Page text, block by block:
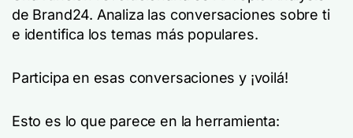
de Brand24. Analiza las conversaciones sobre ti
e identifica los temas más populares.
Participa en esas conversaciones y ¡voilá!
Esto es lo que parece en la herramienta: